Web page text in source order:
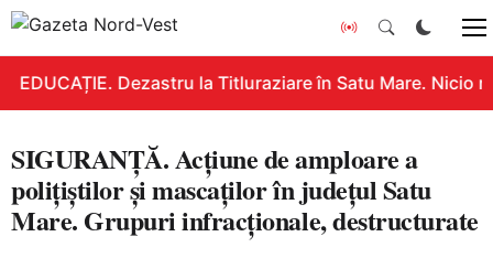
EDUCAȚIE. Dezastru la Titluraziare în Satu Mare. Nicio
SIGURANȚĂ. Acțiune de amploare a
polițiștilor și mascaților în județul Satu
Mare. Grupuri infracționale, destructurate